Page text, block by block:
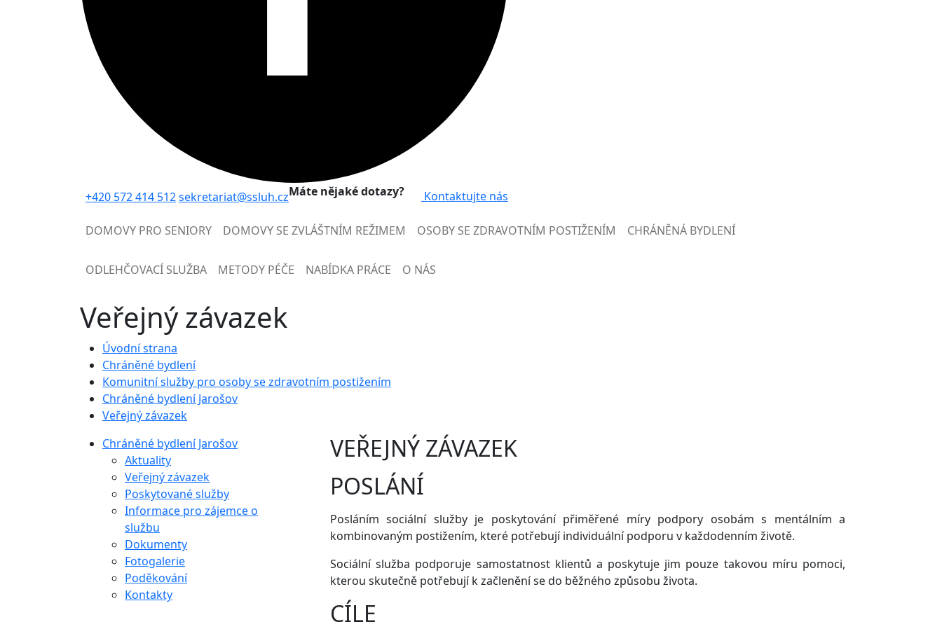
+420 572 414 512sekretariat@ssluh.czMáte nějaké dotazy? Kontaktujte nás
DOMOVY PRO SENIORY DOMOVY SE ZVLÁŠTNÍM REŽIMEM OSOBY SE ZDRAVOTNÍM POSTIŽENÍM CHRÁNĚNÁ BYDLENÍ
ODLEHČOVACÍ SLUŽBA METODY PÉČE NABÍDKA PRÁCE O NÁS
Veřejný závazek
Úvodní strana
Chráněné bydlení
Komunitní služby pro osoby se zdravotním postižením
Chráněné bydlení Jarošov
Veřejný závazek
Chráněné bydlení Jarošov
Aktuality
Veřejný závazek
Poskytované služby
Informace pro zájemce o
službu
Dokumenty
Fotogalerie
Poděkování
Kontakty
VEŘEJNÝ ZÁVAZEK
POSLÁNÍ
Posláním sociální služby je poskytování přiměřené míry podpory osobám s mentálním a
kombinovaným postižením, které potřebují individuální podporu v každodenním životě.
Sociální služba podporuje samostatnost klientů a poskytuje jim pouze takovou míru pomoci,
kterou skutečně potřebují k začlenění se do běžného způsobu života.
CÍLE